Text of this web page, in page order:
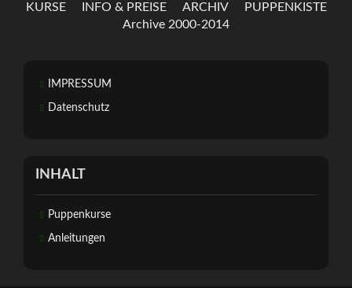
KURSE INFO & PREISE ARCHIV
PUPPENKISTE
Archive 2000-2014
IMPRESSUM
Datenschutz
INHALT
Puppenkurse
Anleitungen